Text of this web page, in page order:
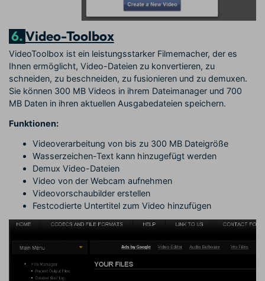
6.Video-Toolbox
VideoToolbox ist ein leistungsstarker Filmemacher, der es
Ihnen ermöglicht, Video-Dateien zu konvertieren, zu
schneiden, zu beschneiden, zu fusionieren und zu demuxen.
Sie können 300 MB Videos in ihrem Dateimanager und 700
MB Daten in ihren aktuellen Ausgabedateien speichern.
Funktionen:
Videoverarbeitung von bis zu 300 MB Dateigröße
Wasserzeichen-Text kann hinzugefügt werden
Demux Video-Dateien
Video von der Webcam aufnehmen
Videovorschaubilder erstellen
Festcodierte Untertitel zum Video hinzufügen